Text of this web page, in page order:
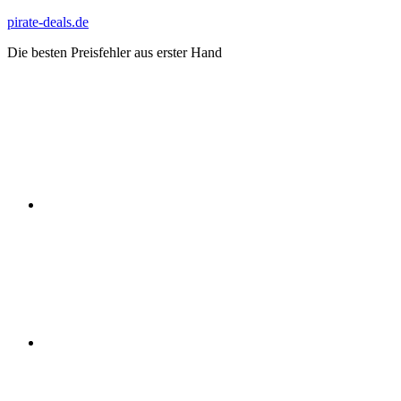
Zum
springen
pirate-deals.de
Die besten Preisfehler aus erster Hand